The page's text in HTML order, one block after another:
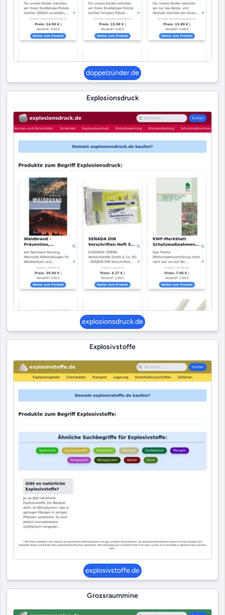
doppelzünder.de
Explosionsdruck
explosionsdruck.de
Explosivstoffe
explosivstoffe.de
Grossraummine